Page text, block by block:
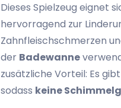
Dieses Spielzeug eignet
hervorragend zur
Zahnfleischschmerzen
der Badewanne
zusätzliche Vorteil: Es
sodass keine